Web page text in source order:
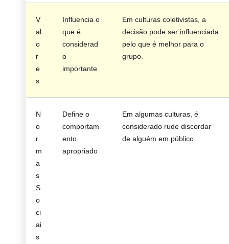
V
al
o
r
e
s
Influencia o
que é
considerad
o
importante
Em culturas coletivistas, a
decisão pode ser influenciada
pelo que é melhor para o
grupo.
N
o
r
m
a
s
S
o
ci
ai
s
Define o
comportam
ento
apropriado
Em algumas culturas, é
considerado rude discordar
de alguém em público.